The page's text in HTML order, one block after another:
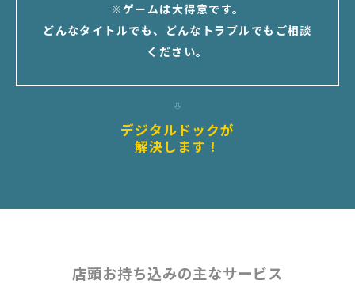
※ゲームは大得意です。
どんなタイトルでも、どんなトラブルでもご相談
ください。
デジタルドックが
解決します！
店頭お持ち込みの主なサービス